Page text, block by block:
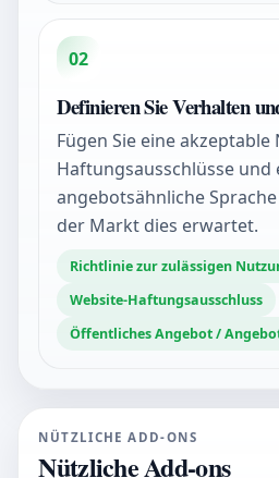
02
Definieren Sie Verhalten
Fügen Sie eine akzeptable
Haftungsausschlüsse und
angebotsähnliche
der Markt dies erwartet.
Richtlinie zur zulässigen
Website-Haftungsausschluss
Öffentliches Angebot /
NÜTZLICHE ADD-ONS
Nützliche Add-ons